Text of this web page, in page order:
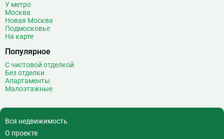
Воронцовская
Выставочный центр
Выхино
Г Генерала Тюленева
Говорово
Д Давыдково 14
Деловой центр
Динамо
У метро
Москва
Новая Москва
Подмосковье
На карте
Популярное
С чистовой отделкой
Без отделки
Апартаменты
Малоэтажные
Вся недвижимость
О проекте